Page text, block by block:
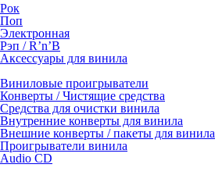
Рок
Поп
Электронная
Рэп / R’n’B
Аксессуары для винила
Виниловые проигрыватели
Конверты / Чистящие средства
Средства для очистки винила
Внутренние конверты для винила
Внешние конверты / пакеты для винила
Проигрыватели винила
Audio CD